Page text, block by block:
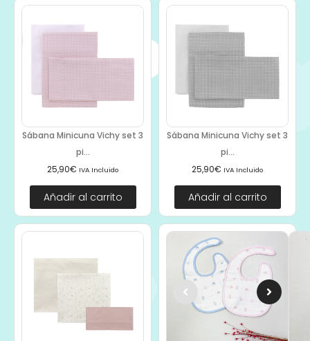
Sábana Minicuna Vichy set 3
pi...
25,90€ IVA Incluido
Añadir al carrito
Sábana Minicuna Vichy set 3
pi...
25,90€ IVA Incluido
Añadir al carrito